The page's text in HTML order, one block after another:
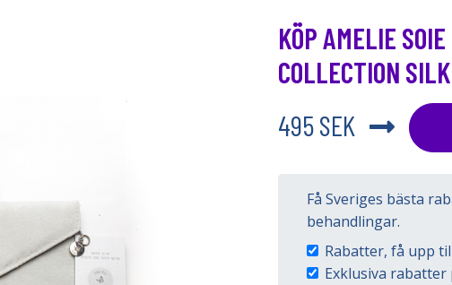
KÖP AMELIE
COLLECTION
495 SEK
Få Sveriges bästa
behandlingar.
Rabatter, få upp
Exklusiva